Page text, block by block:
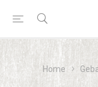
Home